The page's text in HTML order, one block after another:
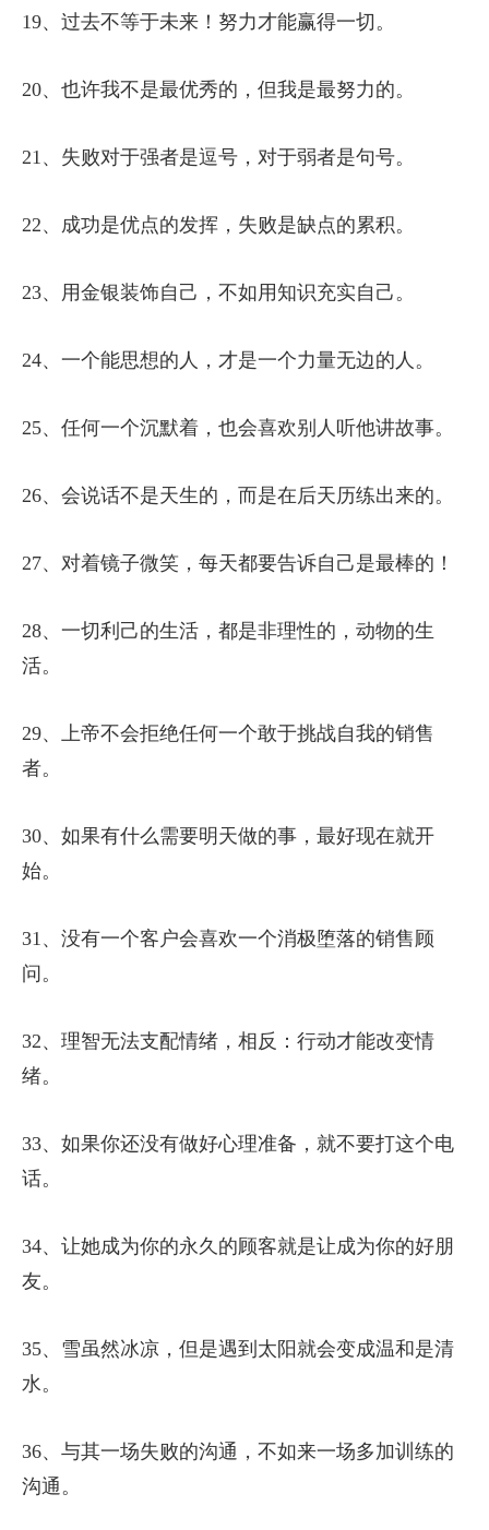
19、过去不等于未来！努力才能赢得一切。
20、也许我不是最优秀的，但我是最努力的。
21、失败对于强者是逗号，对于弱者是句号。
22、成功是优点的发挥，失败是缺点的累积。
23、用金银装饰自己，不如用知识充实自己。
24、一个能思想的人，才是一个力量无边的人。
25、任何一个沉默着，也会喜欢别人听他讲故事。
26、会说话不是天生的，而是在后天历练出来的。
27、对着镜子微笑，每天都要告诉自己是最棒的！
28、一切利己的生活，都是非理性的，动物的生
活。
29、上帝不会拒绝任何一个敢于挑战自我的销售
者。
30、如果有什么需要明天做的事，最好现在就开
始。
31、没有一个客户会喜欢一个消极堕落的销售顾
问。
32、理智无法支配情绪，相反：行动才能改变情
绪。
33、如果你还没有做好心理准备，就不要打这个电
话。
34、让她成为你的永久的顾客就是让成为你的好朋
友。
35、雪虽然冰凉，但是遇到太阳就会变成温和是清
水。
36、与其一场失败的沟通，不如来一场多加训练的
沟通。